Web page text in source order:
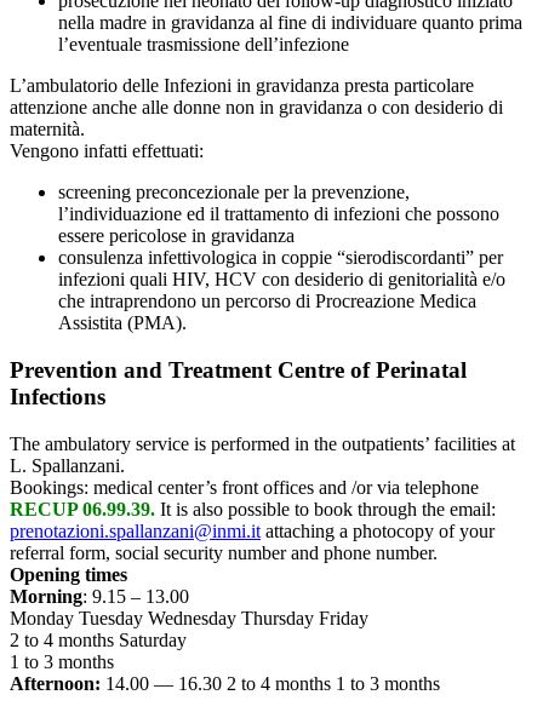
nella madre in gravidanza al fine di individuare quanto prima
l’eventuale trasmissione dell’infezione
L’ambulatorio delle Infezioni in gravidanza presta particolare
attenzione anche alle donne non in gravidanza o con desiderio di
maternità.
Vengono infatti effettuati:
screening preconcezionale per la prevenzione,
l’individuazione ed il trattamento di infezioni che possono
essere pericolose in gravidanza
consulenza infettivologica in coppie “sierodiscordanti” per
infezioni quali HIV, HCV con desiderio di genitorialità e/o
che intraprendono un percorso di Procreazione Medica
Assistita (PMA).
Prevention and Treatment Centre of Perinatal
Infections
The ambulatory service is performed in the outpatients’ facilities at
L. Spallanzani.
Bookings: medical center’s front offices and /or via telephone
RECUP 06.99.39. It is also possible to book through the email:
prenotazioni.spallanzani@inmi.it attaching a photocopy of your
referral form, social security number and phone number.
Opening times
Morning: 9.15 – 13.00
Monday Tuesday Wednesday Thursday Friday
2 to 4 months Saturday
1 to 3 months
Afternoon: 14.00 — 16.30 2 to 4 months 1 to 3 months